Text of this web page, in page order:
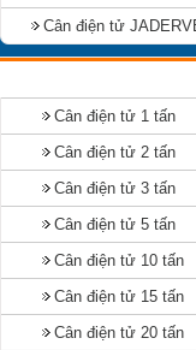
Cân điện tử
Cân điện tử 1 tấn
Cân điện tử 2 tấn
Cân điện tử 3 tấn
Cân điện tử 5 tấn
Cân điện tử 10 tấn
Cân điện tử 15 tấn
Cân điện tử 20 tấn